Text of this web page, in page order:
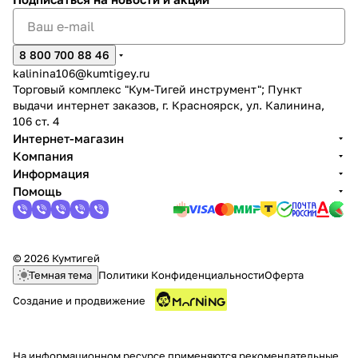
8 800 700 88 46
kalinina106@kumtigey.ru
Торговый комплекс "Кум-Тигей инструмент"; Пункт
выдачи интернет заказов, г. Красноярск, ул. Калинина,
106 ст. 4
Интернет-магазин
Компания
Информация
Помощь
© 2026 Кумтигей
Темная тема Политики КонфиденциальностиОферта
Создание и продвижение